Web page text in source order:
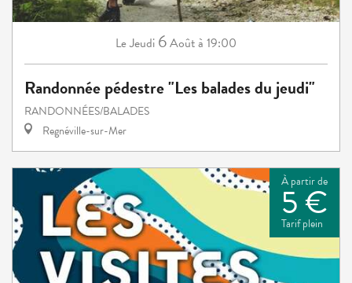
LeJeudi 6Aoûtà 19:00
Randonnée pédestre "Les balades du jeudi"
RANDONNÉES/BALADES
Regnéville-sur-Mer
À partir de
5 €
Tarif plein